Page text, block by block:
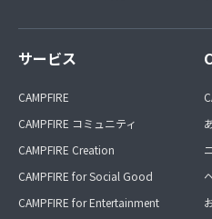
サービス
CAMPFIRE
CAMPFIRE コミュニティ
CAMPFIRE Creation
CAMPFIRE for Social Good
CAMPFIRE for Entertainment